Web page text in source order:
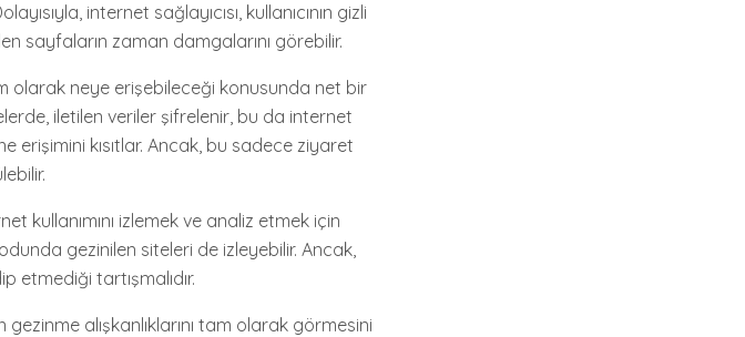
internet sağlayıcısı, kullanıcının gizli
sayfaların zaman damgalarını görebilir.
olarak neye erişebileceği konusunda net bir
iletilen veriler şifrelenir, bu da internet
erişimini kısıtlar. Ancak, bu sadece ziyaret
kullanımını izlemek ve analiz etmek için
gezinilen siteleri de izleyebilir. Ancak,
etmediği tartışmalıdır.
gezinme alışkanlıklarını tam olarak görmesini